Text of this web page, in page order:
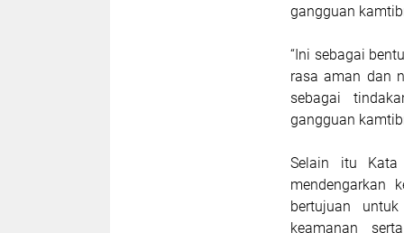
gangguan
“Ini sebagai
rasa aman dan
sebagai
gangguan
Selain itu Kata
mendengarkan
bertujuan
keamanan